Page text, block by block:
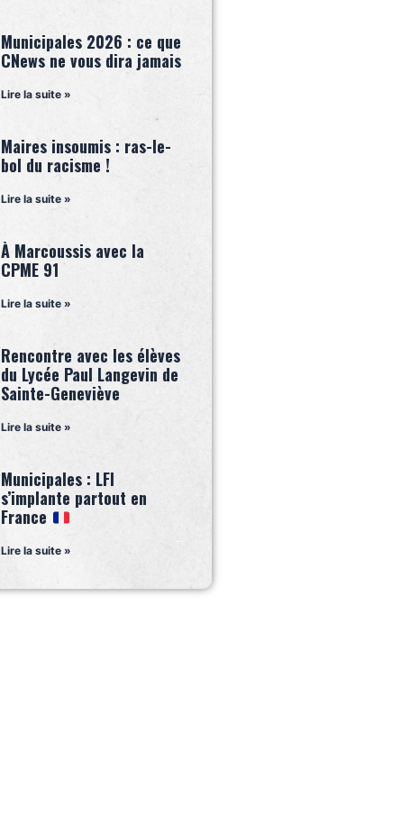
Municipales 2026 : ce que
CNews ne vous dira jamais
Lire la suite »
Maires insoumis : ras-le-
bol du racisme !
Lire la suite »
À Marcoussis avec la
CPME 91
Lire la suite »
Rencontre avec les élèves
du Lycée Paul Langevin de
Sainte-Geneviève
Lire la suite »
Municipales : LFI
s’implante partout en
France
Lire la suite »